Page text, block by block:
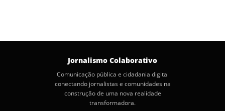
Jornalismo Colaborativo
Comunicação pública e cidadania digital
conectando jornalistas e comunidades na
construção de uma nova realidade
transformadora.